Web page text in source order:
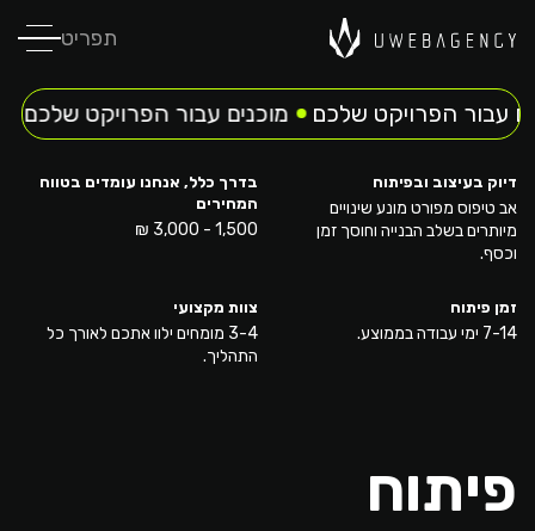
תפריט
בדרך כלל, אנחנו עומדים בטווח
המחירים
1,500 - 3,000 ₪
דיוק בעיצוב ובפיתוח
אב טיפוס מפורט מונע שינויים
מיותרים בשלב הבנייה וחוסך זמן
וכסף.
צוות מקצועי
3-4 מומחים ילוו אתכם לאורך כל
התהליך.
זמן פיתוח
7-14 ימי עבודה בממוצע.
פיתוח
מוכנים עבור הפרויקט שלכם עבור הפרויקט שלכם